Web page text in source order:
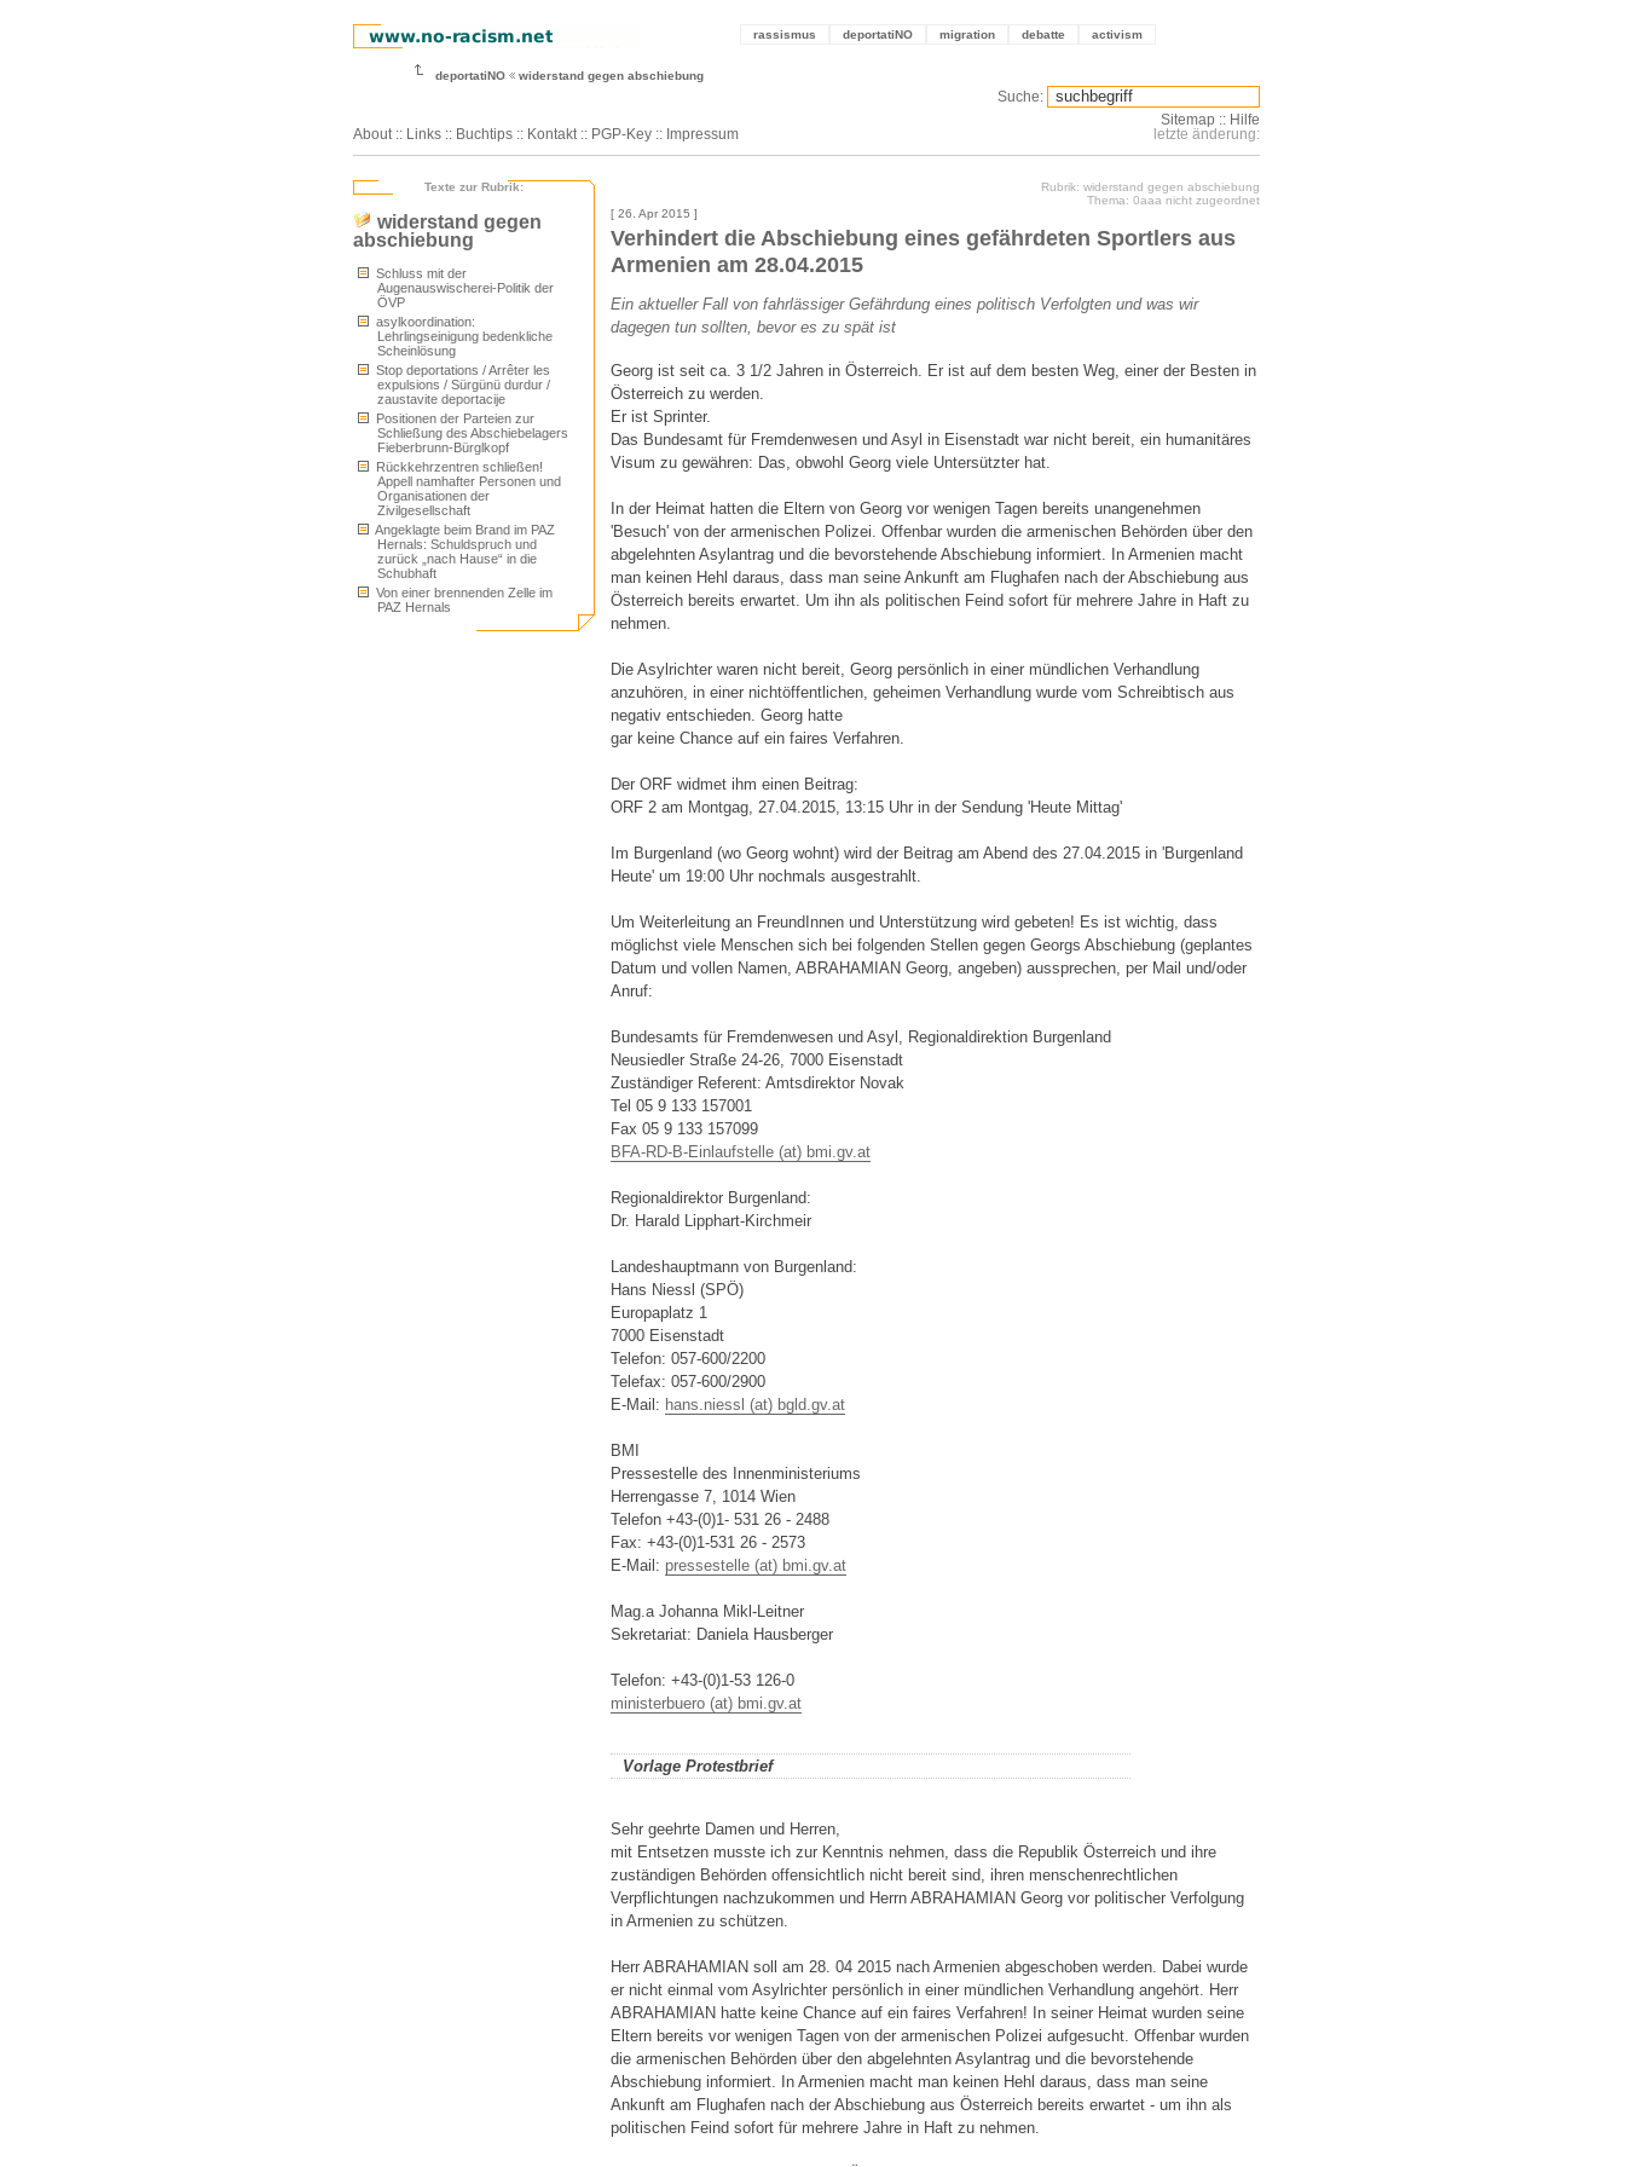
rassismus deportatiNO migration debatte activism
deportatiNO widerstand gegen abschiebung
About :: Links :: Buchtips :: Kontakt :: PGP-Key :: Impressum
Suche:
Sitemap :: Hilfe
letzte änderung:
Texte zur Rubrik:
widerstand gegen
abschiebung
Schluss mit der
Augenauswischerei-Politik der
ÖVP
asylkoordination:
Lehrlingseinigung bedenkliche
Scheinlösung
Stop deportations / Arrêter les
expulsions / Sürgünü durdur /
zaustavite deportacije
Positionen der Parteien zur
Schließung des Abschiebelagers
Fieberbrunn-Bürglkopf
Rückkehrzentren schließen!
Appell namhafter Personen und
Organisationen der
Zivilgesellschaft
Angeklagte beim Brand im PAZ
Hernals: Schuldspruch und
zurück „nach Hause“ in die
Schubhaft
Von einer brennenden Zelle im
PAZ Hernals
Rubrik: widerstand gegen abschiebung
Thema: 0aaa nicht zugeordnet
[ 26. Apr 2015 ]
Verhindert die Abschiebung eines gefährdeten Sportlers aus
Armenien am 28.04.2015
Ein aktueller Fall von fahrlässiger Gefährdung eines politisch Verfolgten und was wir
dagegen tun sollten, bevor es zu spät ist
Georg ist seit ca. 3 1/2 Jahren in Österreich. Er ist auf dem besten Weg, einer der Besten in
Österreich zu werden.
Er ist Sprinter.
Das Bundesamt für Fremdenwesen und Asyl in Eisenstadt war nicht bereit, ein humanitäres
Visum zu gewähren: Das, obwohl Georg viele Untersützter hat.
In der Heimat hatten die Eltern von Georg vor wenigen Tagen bereits unangenehmen
'Besuch' von der armenischen Polizei. Offenbar wurden die armenischen Behörden über den
abgelehnten Asylantrag und die bevorstehende Abschiebung informiert. In Armenien macht
man keinen Hehl daraus, dass man seine Ankunft am Flughafen nach der Abschiebung aus
Österreich bereits erwartet. Um ihn als politischen Feind sofort für mehrere Jahre in Haft zu
nehmen.
Die Asylrichter waren nicht bereit, Georg persönlich in einer mündlichen Verhandlung
anzuhören, in einer nichtöffentlichen, geheimen Verhandlung wurde vom Schreibtisch aus
negativ entschieden. Georg hatte
gar keine Chance auf ein faires Verfahren.
Der ORF widmet ihm einen Beitrag:
ORF 2 am Montgag, 27.04.2015, 13:15 Uhr in der Sendung 'Heute Mittag'
Im Burgenland (wo Georg wohnt) wird der Beitrag am Abend des 27.04.2015 in 'Burgenland
Heute' um 19:00 Uhr nochmals ausgestrahlt.
Um Weiterleitung an FreundInnen und Unterstützung wird gebeten! Es ist wichtig, dass
möglichst viele Menschen sich bei folgenden Stellen gegen Georgs Abschiebung (geplantes
Datum und vollen Namen, ABRAHAMIAN Georg, angeben) aussprechen, per Mail und/oder
Anruf:
Bundesamts für Fremdenwesen und Asyl, Regionaldirektion Burgenland
Neusiedler Straße 24-26, 7000 Eisenstadt
Zuständiger Referent: Amtsdirektor Novak
Tel 05 9 133 157001
Fax 05 9 133 157099
BFA-RD-B-Einlaufstelle (at) bmi.gv.at
Regionaldirektor Burgenland:
Dr. Harald Lipphart-Kirchmeir
Landeshauptmann von Burgenland:
Hans Niessl (SPÖ)
Europaplatz 1
7000 Eisenstadt
Telefon: 057-600/2200
Telefax: 057-600/2900
E-Mail: hans.niessl (at) bgld.gv.at
BMI
Pressestelle des Innenministeriums
Herrengasse 7, 1014 Wien
Telefon +43-(0)1- 531 26 - 2488
Fax: +43-(0)1-531 26 - 2573
E-Mail: pressestelle (at) bmi.gv.at
Mag.a Johanna Mikl-Leitner
Sekretariat: Daniela Hausberger
Telefon: +43-(0)1-53 126-0
ministerbuero (at) bmi.gv.at
Vorlage Protestbrief
Sehr geehrte Damen und Herren,
mit Entsetzen musste ich zur Kenntnis nehmen, dass die Republik Österreich und ihre
zuständigen Behörden offensichtlich nicht bereit sind, ihren menschenrechtlichen
Verpflichtungen nachzukommen und Herrn ABRAHAMIAN Georg vor politischer Verfolgung
in Armenien zu schützen.
Herr ABRAHAMIAN soll am 28. 04 2015 nach Armenien abgeschoben werden. Dabei wurde
er nicht einmal vom Asylrichter persönlich in einer mündlichen Verhandlung angehört. Herr
ABRAHAMIAN hatte keine Chance auf ein faires Verfahren! In seiner Heimat wurden seine
Eltern bereits vor wenigen Tagen von der armenischen Polizei aufgesucht. Offenbar wurden
die armenischen Behörden über den abgelehnten Asylantrag und die bevorstehende
Abschiebung informiert. In Armenien macht man keinen Hehl daraus, dass man seine
Ankunft am Flughafen nach der Abschiebung aus Österreich bereits erwartet - um ihn als
politischen Feind sofort für mehrere Jahre in Haft zu nehmen.